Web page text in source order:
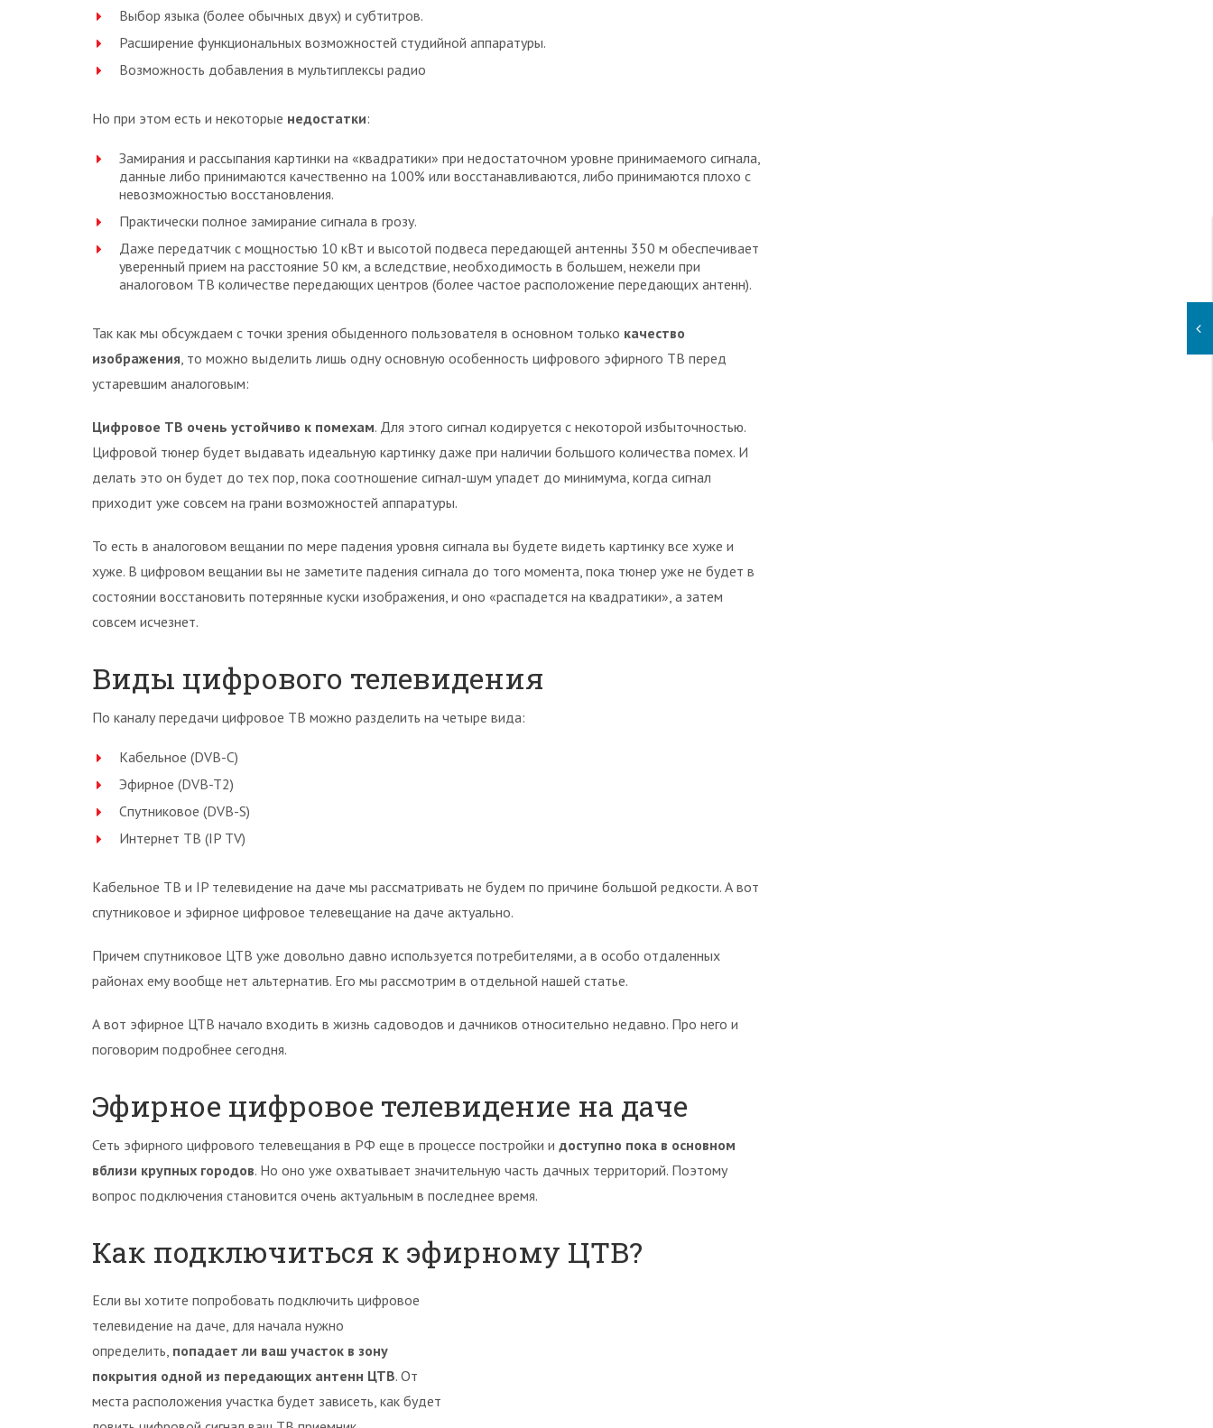
Выбор языка (более обычных двух) и субтитров.
Расширение функциональных возможностей студийной аппаратуры.
Возможность добавления в мультиплексы радио
Но при этом есть и некоторые недостатки:
Замирания и рассыпания картинки на «квадратики» при недостаточном уровне принимаемого сигнала,
данные либо принимаются качественно на 100% или восстанавливаются, либо принимаются плохо с
невозможностью восстановления.
Практически полное замирание сигнала в грозу.
Даже передатчик с мощностью 10 кВт и высотой подвеса передающей антенны 350 м обеспечивает
уверенный прием на расстояние 50 км, а вследствие, необходимость в большем, нежели при
аналоговом ТВ количестве передающих центров (более частое расположение передающих антенн).
Так как мы обсуждаем с точки зрения обыденного пользователя в основном только качество
изображения, то можно выделить лишь одну основную особенность цифрового эфирного ТВ перед
устаревшим аналоговым:
Цифровое ТВ очень устойчиво к помехам. Для этого сигнал кодируется с некоторой избыточностью.
Цифровой тюнер будет выдавать идеальную картинку даже при наличии большого количества помех. И
делать это он будет до тех пор, пока соотношение сигнал-шум упадет до минимума, когда сигнал
приходит уже совсем на грани возможностей аппаратуры.
То есть в аналоговом вещании по мере падения уровня сигнала вы будете видеть картинку все хуже и
хуже. В цифровом вещании вы не заметите падения сигнала до того момента, пока тюнер уже не будет в
состоянии восстановить потерянные куски изображения, и оно «распадется на квадратики», а затем
совсем исчезнет.
Виды цифрового телевидения
По каналу передачи цифровое ТВ можно разделить на четыре вида:
Кабельное (DVB-C)
Эфирное (DVB-T2)
Спутниковое (DVB-S)
Интернет ТВ (IP TV)
Кабельное ТВ и IP телевидение на даче мы рассматривать не будем по причине большой редкости. А вот
спутниковое и эфирное цифровое телевещание на даче актуально.
Причем спутниковое ЦТВ уже довольно давно используется потребителями, а в особо отдаленных
районах ему вообще нет альтернатив. Его мы рассмотрим в отдельной нашей статье.
А вот эфирное ЦТВ начало входить в жизнь садоводов и дачников относительно недавно. Про него и
поговорим подробнее сегодня.
Эфирное цифровое телевидение на даче
Сеть эфирного цифрового телевещания в РФ еще в процессе постройки и доступно пока в основном
вблизи крупных городов. Но оно уже охватывает значительную часть дачных территорий. Поэтому
вопрос подключения становится очень актуальным в последнее время.
Как подключиться к эфирному ЦТВ?
Если вы хотите попробовать подключить цифровое
телевидение на даче, для начала нужно
определить, попадает ли ваш участок в зону
покрытия одной из передающих антенн ЦТВ. От
места расположения участка будет зависеть, как будет